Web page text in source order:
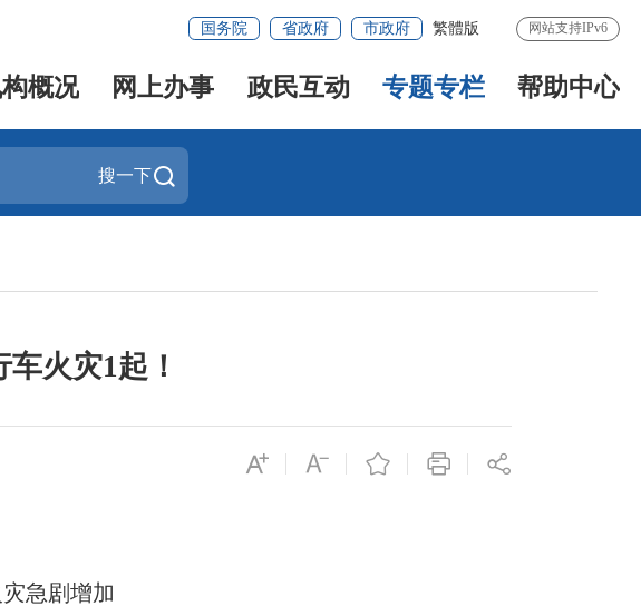
国务院 省政府 市政府 繁體版 网站支持IPv6
概况 网上办事 政民互动 专题专栏 帮助中心
搜一下
火灾1起！
急剧增加